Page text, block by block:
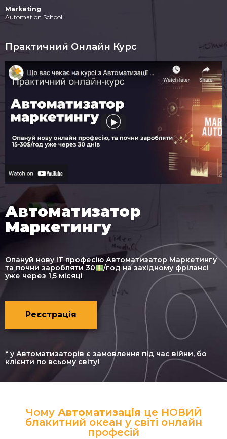
Marketing
Automation School
Практичний Онлайн Курс
Автоматизатор
Маркетингу​
Опануй нову ІТ професію Автоматизатор Маркетингу
та почни заробляти 30
/год на західному фрілансі
уже через 1,5 місяці
Реєстрація
* у Автоматизаторів є замовлення під час війни, бо
клієнти по всьому світу!
Чому Автоматизація це НОВИЙ
блакитний океан у світі онлайн
професій